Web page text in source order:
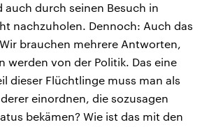
auch durch seinen Besuch in
nachzuholen. Dennoch: Auch das
brauchen mehrere Antworten,
werden von der Politik. Das eine
dieser Flüchtlinge muss man als
einordnen, die sozusagen
bekämen? Wie ist das mit den